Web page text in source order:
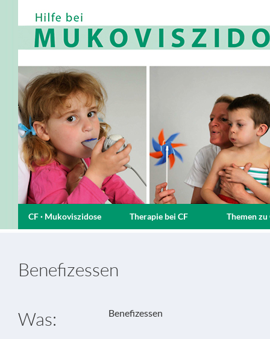
CF · Mukoviszidose Therapie bei CF Themen zu
Benefizessen
Was: Benefizessen